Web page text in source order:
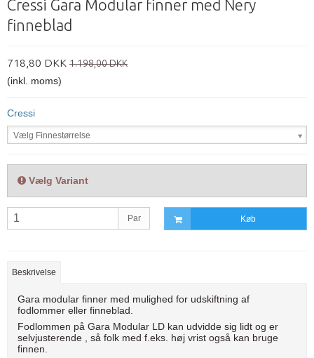
Cressi Gara Modular finner med Nery
finneblad
718,80 DKK 1.198,00 DKK
(inkl. moms)
Cressi
Vælg Finnestørrelse
Vælg Variant
Par Køb
Beskrivelse
Gara modular finner med mulighed for udskiftning af
fodlommer eller finneblad.
Fodlommen på Gara Modular LD kan udvidde sig lidt og er
selvjusterende , så folk med f.eks. høj vrist også kan bruge
finnen.